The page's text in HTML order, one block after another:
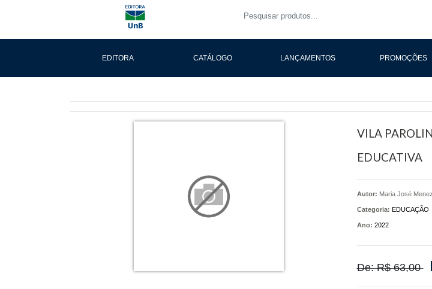
EDITORA CATÁLOGO LANÇAMENTOS PROMOÇÕES
VILA
EDUCATIVA
Autor: Maria José
Categoria: EDUCAÇÃO
Ano: 2022
De: R$ 63,00